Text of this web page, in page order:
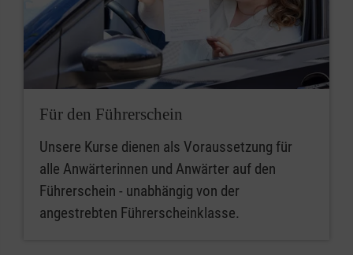
Für den Führerschein
Unsere Kurse dienen als Voraussetzung für
alle Anwärterinnen und Anwärter auf den
Führerschein - unabhängig von der
angestrebten Führerscheinklasse.